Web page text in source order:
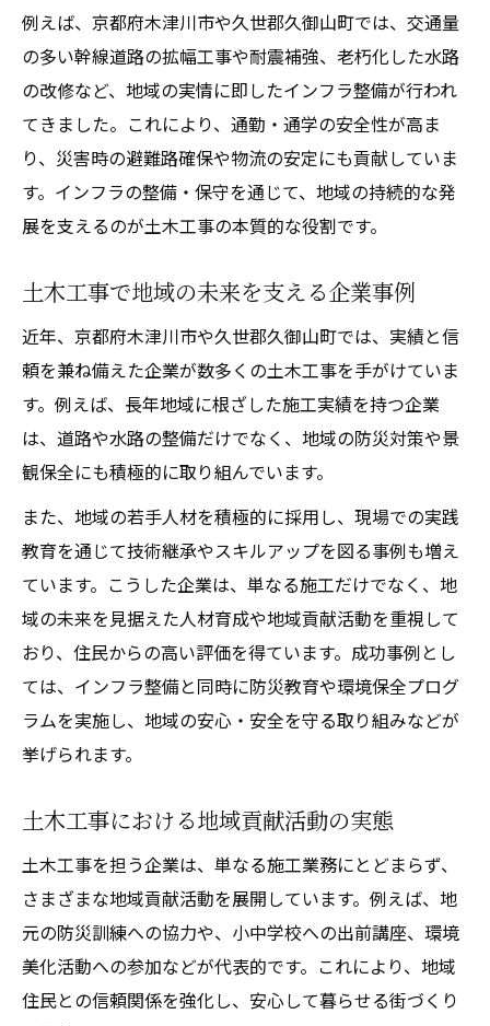
例えば、京都府木津川市や久世郡久御山町では、交通量
の多い幹線道路の拡幅工事や耐震補強、老朽化した水路
の改修など、地域の実情に即したインフラ整備が行われ
てきました。これにより、通勤・通学の安全性が高ま
り、災害時の避難路確保や物流の安定にも貢献していま
す。インフラの整備・保守を通じて、地域の持続的な発
展を支えるのが土木工事の本質的な役割です。
土木工事で地域の未来を支える企業事例
近年、京都府木津川市や久世郡久御山町では、実績と信
頼を兼ね備えた企業が数多くの土木工事を手がけていま
す。例えば、長年地域に根ざした施工実績を持つ企業
は、道路や水路の整備だけでなく、地域の防災対策や景
観保全にも積極的に取り組んでいます。
また、地域の若手人材を積極的に採用し、現場での実践
教育を通じて技術継承やスキルアップを図る事例も増え
ています。こうした企業は、単なる施工だけでなく、地
域の未来を見据えた人材育成や地域貢献活動を重視して
おり、住民からの高い評価を得ています。成功事例とし
ては、インフラ整備と同時に防災教育や環境保全プログ
ラムを実施し、地域の安心・安全を守る取り組みなどが
挙げられます。
土木工事における地域貢献活動の実態
土木工事を担う企業は、単なる施工業務にとどまらず、
さまざまな地域貢献活動を展開しています。例えば、地
元の防災訓練への協力や、小中学校への出前講座、環境
美化活動への参加などが代表的です。これにより、地域
住民との信頼関係を強化し、安心して暮らせる街づくり